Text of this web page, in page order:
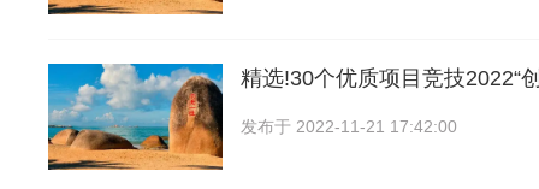
精选!30个优质项目竞技2022“
发布于 2022-11-21 17:42:00